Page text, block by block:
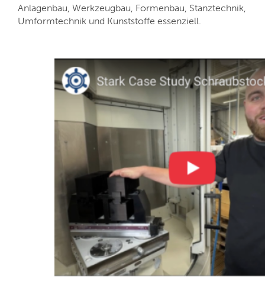
Anlagenbau, Werkzeugbau, Formenbau, Stanztechnik,
Umformtechnik und Kunststoffe essenziell.